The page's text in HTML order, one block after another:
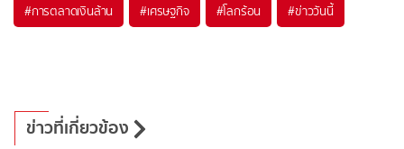
#การตลาดเงินล้าน #เศรษฐกิจ #โลกร้อน #ข่าววันนี้
ข่าวที่เกี่ยวข้อง